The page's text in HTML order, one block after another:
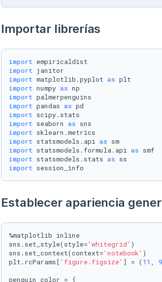
Importar librerías
import
import
import matplotlib.pyplot as
import numpy as
import
import pandas as
import
import seaborn as
import
import statsmodels.api as
import statsmodels.formula.api as
import statsmodels.stats as
import session_info
Establecer apariencia
%matplotlib inline
sns.set_style(style='whitegrid' )
sns.set_context(context='notebook' )
plt.rcParams[ 'figure.figsize' ] = ( 11 ,
penguin_color = {